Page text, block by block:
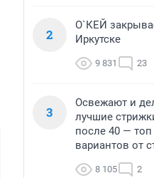
2
О`КЕЙ
Иркутске
9 831 23
3
Освежают и
лучшие
после 40 —
вариантов от
8 105 2